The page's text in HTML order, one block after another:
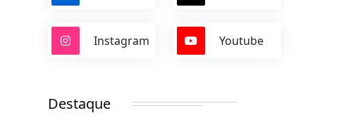
Instagram Youtube
Destaque